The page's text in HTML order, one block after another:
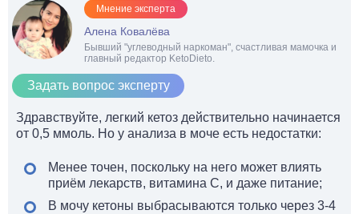
Мнение эксперта
Алена Ковалёва
Бывший "углеводный наркоман", счастливая мамочка и
главный редактор KetoDieto.
Задать вопрос эксперту
Здравствуйте, легкий кетоз действительно начинается
от 0,5 ммоль. Но у анализа в моче есть недостатки:
Менее точен, поскольку на него может влиять
приём лекарств, витамина С, и даже питание;
В мочу кетоны выбрасываются только через 3-4